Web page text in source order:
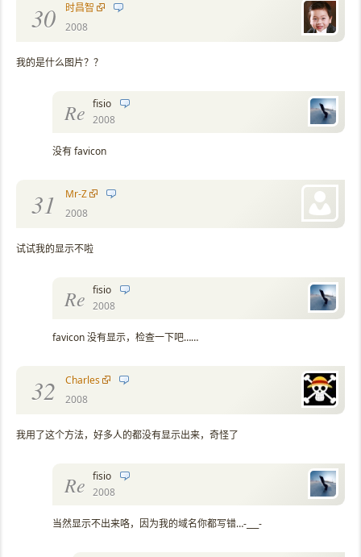
30
时昌智
2008
我的是什么图片？？
Re fisio
2008
没有 favicon
31
Mr-Z
2008
试试我的显示不啦
Re fisio
2008
favicon 没有显示，检查一下吧……
32
Charles
2008
我用了这个方法，好多人的都没有显示出来，奇怪了
Re fisio
2008
当然显示不出来咯，因为我的域名你都写错…-___-